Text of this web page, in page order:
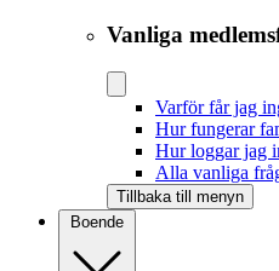
Vanliga
Varför får jag
Hur fungerar
Hur loggar jag
Alla vanliga
Tillbaka till menyn
Boende